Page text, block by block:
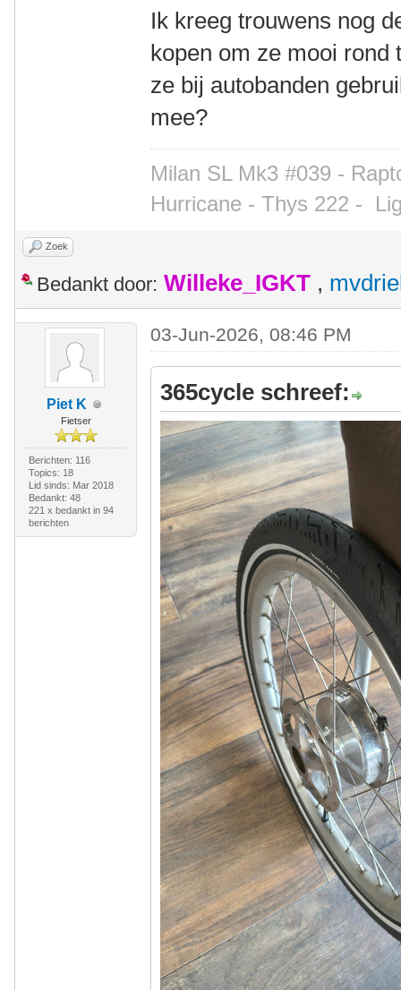
Ik kreeg trouwens nog
kopen om ze mooi rond
ze bij autobanden
mee?
Milan SL Mk3 #039 -
Hurricane - Thys 222 -
Zoek
Bedankt door: Willeke_IGKT ,
Piet K
Fietser
Berichten: 116
Topics: 18
Lid sinds: Mar 2018
Bedankt: 48
221 x bedankt in 94
berichten
03-Jun-2026, 08:46 PM
365cycle schreef: